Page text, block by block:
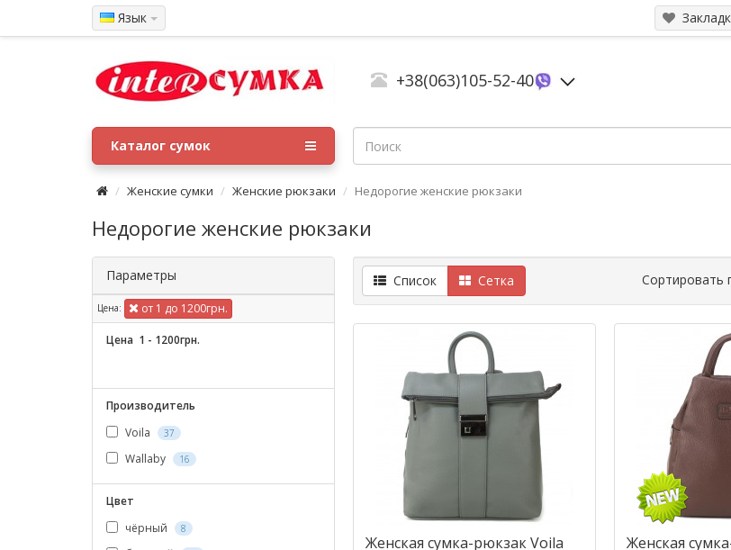
Язык
+38(063)105-52-40
Каталог сумок
Женские сумки Женские рюкзаки Недорогие женские рюкзаки
Недорогие женские рюкзаки
Параметры
Цена: от 1 до 1200грн.
Цена 1 - 1200грн.
Производитель
Voila
37
Wallaby 16
Цвет
чёрный
8
Список Сетка Сортировать
Женская сумка-рюкзак Voila
Женская